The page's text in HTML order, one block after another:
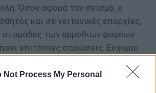
Not Process My Personal
Όσον αφορά τον σεισμό, ο
και σε γειτονικές επαρχίες,
οι ομάδες των αρμόδιων φορέων
επιτόπιες σαρώσεις. Εύχομαι
καλά. Είθε ο Αλλάχ να
χώρα και το έθνος μας από